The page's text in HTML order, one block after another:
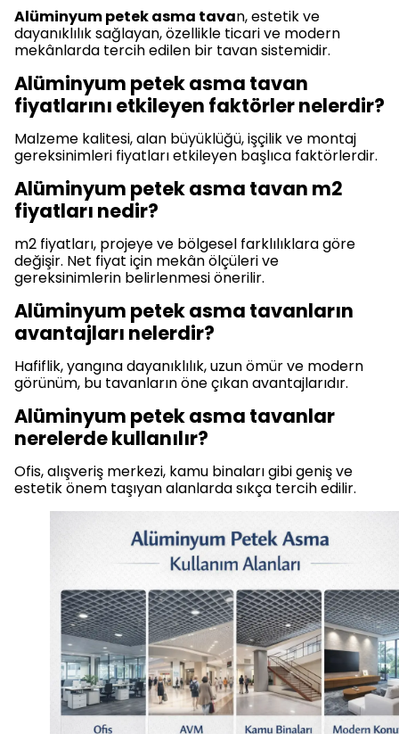
Alüminyum petek asma tavan, estetik ve
dayanıklılık sağlayan, özellikle ticari ve modern
mekânlarda tercih edilen bir tavan sistemidir.
Alüminyum petek asma tavan
fiyatlarını etkileyen faktörler nelerdir?
Malzeme kalitesi, alan büyüklüğü, işçilik ve montaj
gereksinimleri fiyatları etkileyen başlıca faktörlerdir.
Alüminyum petek asma tavan m2
fiyatları nedir?
m2 fiyatları, projeye ve bölgesel farklılıklara göre
değişir. Net fiyat için mekân ölçüleri ve
gereksinimlerin belirlenmesi önerilir.
Alüminyum petek asma tavanların
avantajları nelerdir?
Hafiflik, yangına dayanıklılık, uzun ömür ve modern
görünüm, bu tavanların öne çıkan avantajlarıdır.
Alüminyum petek asma tavanlar
nerelerde kullanılır?
Ofis, alışveriş merkezi, kamu binaları gibi geniş ve
estetik önem taşıyan alanlarda sıkça tercih edilir.